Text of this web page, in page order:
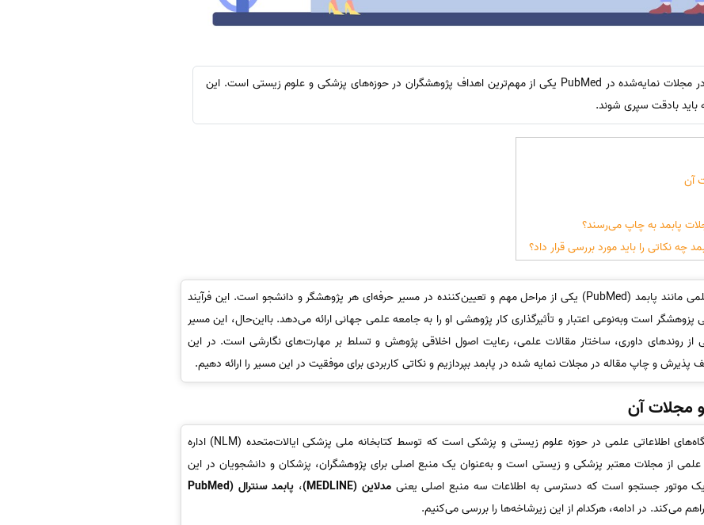
سینا ترجمه : پذیرش و چاپ مقاله در مجلات نمایه‌شده در PubMed یکی از مهم‌ترین اهداف پژوهشگران در حوزه‌های پزشکی و علوم زیستی است. این
با‌دقت سپری شوند.
آن
پابمد به چاپ می‌رسند؟
چه نکاتی را باید مورد بررسی قرار داد؟
پذیرش و چاپ مقاله در مجلات معتبر علمی مانند پابمد (PubMed) یکی از مراحل مهم و تعیین‌کننده در مسیر حرفه‌ای هر پژوهشگر و دانشجو است. این فرآیند
است وبه‌نوعی اعتبار و تأثیرگذاری کار پژوهشی او را به جامعه علمی جهانی ارائه می‌دهد. بااین‌حال، این مسیر
از روندهای داوری، ساختار مقالات علمی، رعایت اصول اخلاقی پژوهش و تسلط بر مهارت‌های نگارشی است. در این
و چاپ مقاله در مجلات نمایه شده در پابمد بپردازیم و نکاتی کاربردی برای موفقیت در این مسیر را ارائه دهیم.
و مجلات آن
یکی از معتبرترین پایگاه‌های اطلاعاتی علمی در حوزه علوم زیستی و پزشکی است که توسط کتابخانه ملی پزشکی ایالات‌متحده (NLM) اداره
از مجلات معتبر پزشکی و زیستی است و به‌عنوان یک منبع اصلی برای پژوهشگران، پزشکان و دانشجویان در این
یک موتور جستجو است که دسترسی به اطلاعات سه منبع اصلی یعنیمدلاین (MEDLINE) ،
پابمد سنترال (PubMed
می‌کند. در ادامه، هرکدام از این زیرشاخه‌ها را بررسی می‌کنیم.